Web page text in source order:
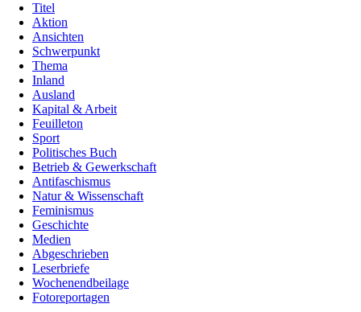
Titel
Aktion
Ansichten
Schwerpunkt
Thema
Inland
Ausland
Kapital & Arbeit
Feuilleton
Sport
Politisches Buch
Betrieb & Gewerkschaft
Antifaschismus
Natur & Wissenschaft
Feminismus
Geschichte
Medien
Abgeschrieben
Leserbriefe
Wochenendbeilage
Fotoreportagen